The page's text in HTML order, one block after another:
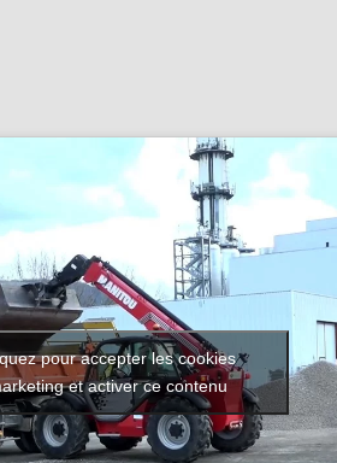
pour accepter les cookies
et activer ce contenu